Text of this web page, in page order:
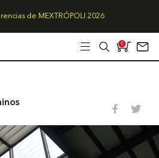
de MEXTRÓPOLI 2026
0